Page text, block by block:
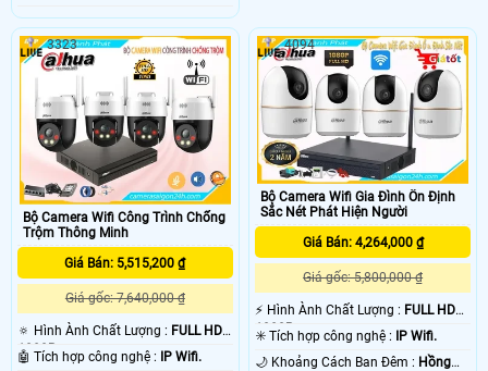
Bộ Camera Wifi Công Trình Chống
Trộm Thông Minh
Giá Bán: 5,515,200 ₫
Giá gốc: 7,640,000 ₫
🔅 Hình Ành Chất Lượng : FULL HD
1080P .
🤖️ Tích hợp công nghệ : IP Wifi.
3323
Bộ Camera Wifi Gia Đình Ổn Định
Sắc Nét Phát Hiện Người
Giá Bán: 4,264,000 ₫
Giá gốc: 5,800,000 ₫
️⚡ Hình Ành Chất Lượng : FULL HD
1080P .
✳️ Tích hợp công nghệ : IP Wifi.
🌙 Khoảng Cách Ban Đêm : Hồng
4094